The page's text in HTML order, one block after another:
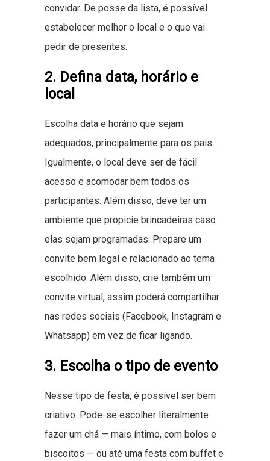
convidar. De posse da lista, é possível
estabelecer melhor o local e o que vai
pedir de presentes.
2. Defina data, horário e
local
Escolha data e horário que sejam
adequados, principalmente para os pais.
Igualmente, o local deve ser de fácil
acesso e acomodar bem todos os
participantes. Além disso, deve ter um
ambiente que propicie brincadeiras caso
elas sejam programadas. Prepare um
convite bem legal e relacionado ao tema
escolhido. Além disso, crie também um
convite virtual, assim poderá compartilhar
nas redes sociais (Facebook, Instagram e
Whatsapp) em vez de ficar ligando.
3. Escolha o tipo de evento
Nesse tipo de festa, é possível ser bem
criativo. Pode-se escolher literalmente
fazer um chá — mais íntimo, com bolos e
biscoitos — ou até uma festa com buffet e